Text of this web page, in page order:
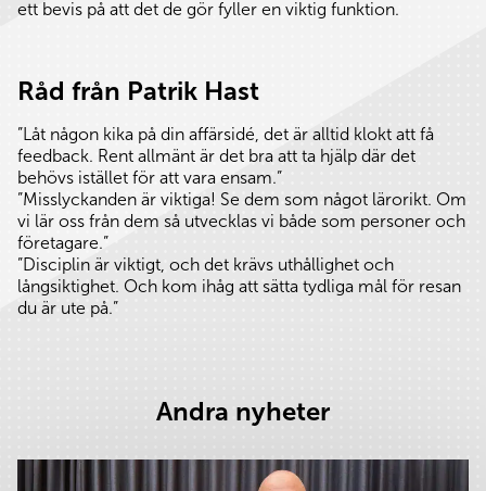
ett bevis på att det de gör fyller en viktig funktion.
Råd från Patrik Hast
”Låt någon kika på din affärsidé, det är alltid klokt att få
feedback. Rent allmänt är det bra att ta hjälp där det
behövs istället för att vara ensam.”
”Misslyckanden är viktiga! Se dem som något lärorikt. Om
vi lär oss från dem så utvecklas vi både som personer och
företagare.”
”Disciplin är viktigt, och det krävs uthållighet och
långsiktighet. Och kom ihåg att sätta tydliga mål för resan
du är ute på.”
Andra nyheter